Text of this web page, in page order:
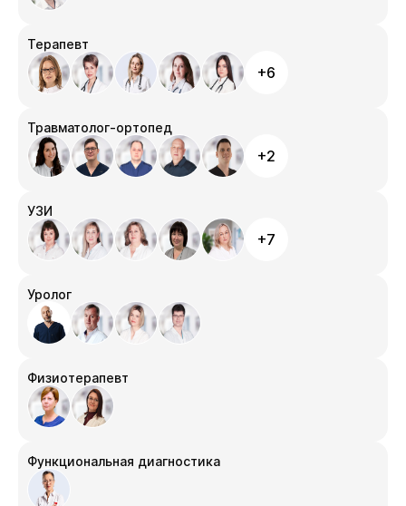
Терапевт
+6
Травматолог-ортопед
+2
УЗИ
+7
Уролог
Физиотерапевт
Функциональная диагностика